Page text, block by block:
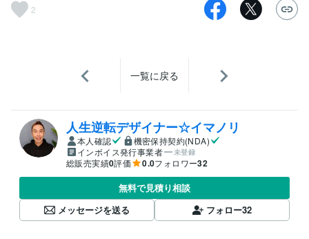
2
一覧に戻る
人生逆転デザイナー☆イマノリ
本人確認
機密保持契約(NDA)
インボイス発行事業者
未登録
総販売実績0評価 0.0フォロワー32
無料で見積り相談
メッセージを送る
フォロー32